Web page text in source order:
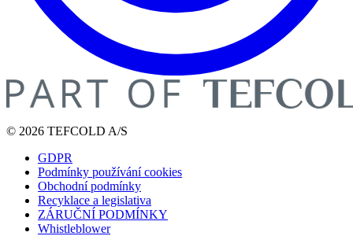
© 2026 TEFCOLD A/S
GDPR
Podmínky používání cookies
Obchodní podmínky
Recyklace a legislativa
ZÁRUČNÍ PODMÍNKY
Whistleblower